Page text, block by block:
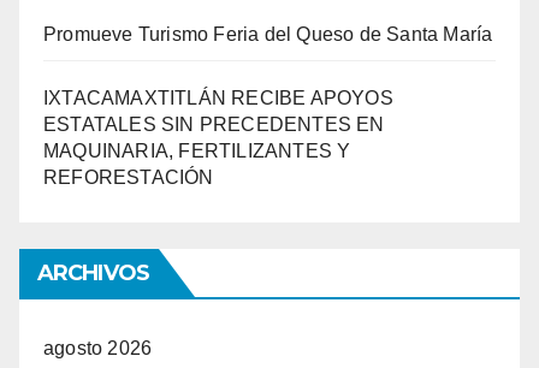
Promueve Turismo Feria del Queso de Santa María
IXTACAMAXTITLÁN RECIBE APOYOS
ESTATALES SIN PRECEDENTES EN
MAQUINARIA, FERTILIZANTES Y
REFORESTACIÓN
ARCHIVOS
agosto 2026